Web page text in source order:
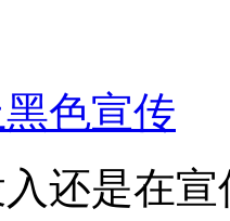
色宣传
还是在